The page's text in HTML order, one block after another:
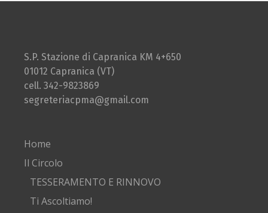
S.P. Stazione di Capranica KM 4+650
01012 Capranica (VT)
cell. 342-9823869
segreteriacpma@gmail.com
Home
Il Circolo
TESSERAMENTO E RINNOVO
Ti Ascoltiamo!